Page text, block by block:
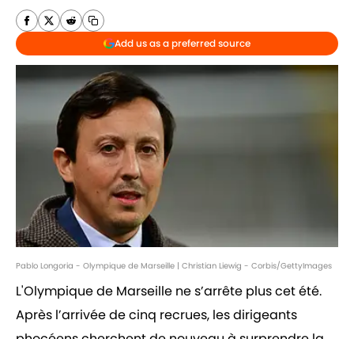
Add us as a preferred source
Pablo Longoria - Olympique de Marseille | Christian Liewig - Corbis/GettyImages
L'Olympique de Marseille ne s’arrête plus cet été.
Après l’arrivée de cinq recrues, les dirigeants